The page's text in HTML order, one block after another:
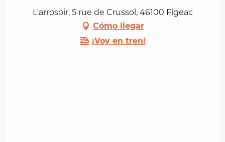
L'arrosoir, 5 rue de Crussol, 46100 Figeac
Cómo llegar
¡Voy en tren!